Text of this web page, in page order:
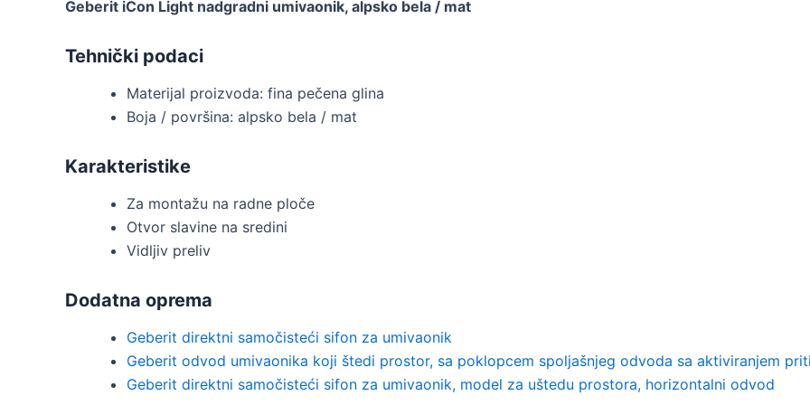
Geberit iCon Light nadgradni umivaonik, alpsko bela / mat
Tehnički podaci
Materijal proizvoda: fina pečena glina
Boja / površina: alpsko bela / mat
Karakteristike
Za montažu na radne ploče
Otvor slavine na sredini
Vidljiv preliv
Dodatna oprema
Geberit direktni samočisteći sifon za umivaonik
Geberit odvod umivaonika koji štedi prostor, sa poklopcem spoljašnjeg odvoda sa aktiviranjem
Geberit direktni samočisteći sifon za umivaonik, model za uštedu prostora, horizontalni odvod